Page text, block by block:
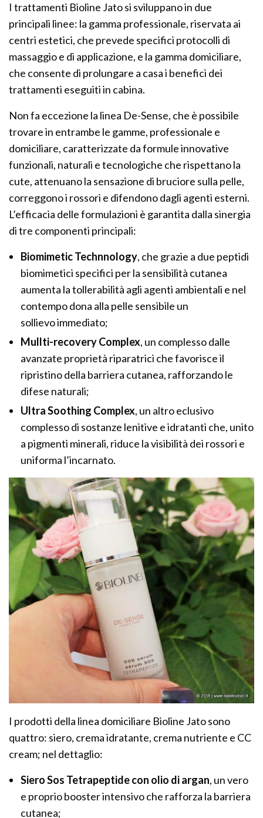
I trattamenti Bioline Jato si sviluppano in due
principali linee: la gamma professionale, riservata ai
centri estetici, che prevede specifici protocolli di
massaggio e di applicazione, e la gamma domiciliare,
che consente di prolungare a casa i benefici dei
trattamenti eseguiti in cabina.
Non fa eccezione la linea De-Sense, che è possibile
trovare in entrambe le gamme, professionale e
domiciliare, caratterizzate da formule innovative
funzionali, naturali e tecnologiche che rispettano la
cute, attenuano la sensazione di bruciore sulla pelle,
correggono i rossori e difendono dagli agenti esterni.
L’efficacia delle formulazioni è garantita dalla sinergia
di tre componenti principali:
Biomimetic Technnology, che grazie a due peptidi
biomimetici specifici per la sensibilità cutanea
aumenta la tollerabilità agli agenti ambientali e nel
contempo dona alla pelle sensibile un
sollievo immediato;
Mullti-recovery Complex, un complesso dalle
avanzate proprietà riparatrici che favorisce il
ripristino della barriera cutanea, rafforzando le
difese naturali;
Ultra Soothing Complex, un altro eclusivo
complesso di sostanze lenitive e idratanti che, unito
a pigmenti minerali, riduce la visibilità dei rossori e
uniforma l’incarnato.
I prodotti della linea domiciliare Bioline Jato sono
quattro: siero, crema idratante, crema nutriente e CC
cream; nel dettaglio:
Siero Sos Tetrapeptidecon olio di argan, un vero
e proprio booster intensivo che rafforza la barriera
cutanea;